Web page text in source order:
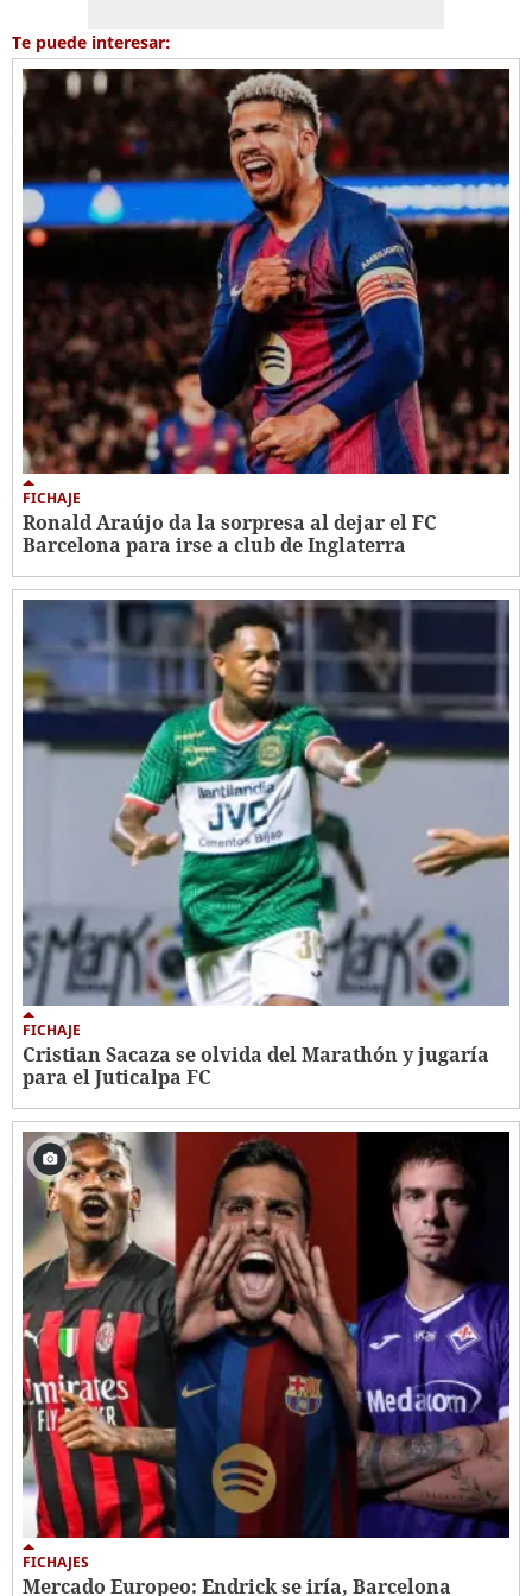
Te puede interesar:
FICHAJE
Ronald Araújo da la sorpresa al dejar el FC
Barcelona para irse a club de Inglaterra
FICHAJE
Cristian Sacaza se olvida del Marathón y jugaría
para el Juticalpa FC
FICHAJES
Mercado Europeo: Endrick se iría, Barcelona